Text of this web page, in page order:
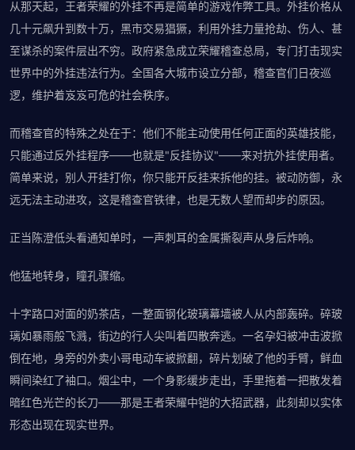
从那天起，王者荣耀的外挂不再是简单的游戏作弊工具。外挂价格从
几十元飙升到数十万，黑市交易猖獗，利用外挂力量抢劫、伤人、甚
至谋杀的案件层出不穷。政府紧急成立荣耀稽查总局，专门打击现实
世界中的外挂违法行为。全国各大城市设立分部，稽查官们日夜巡
逻，维护着岌岌可危的社会秩序。
而稽查官的特殊之处在于：他们不能主动使用任何正面的英雄技能，
只能通过反外挂程序——也就是"反挂协议"——来对抗外挂使用者。
简单来说，别人开挂打你，你只能开反挂来拆他的挂。被动防御，永
远无法主动进攻，这是稽查官铁律，也是无数人望而却步的原因。
正当陈澄低头看通知单时，一声刺耳的金属撕裂声从身后炸响。
他猛地转身，瞳孔骤缩。
十字路口对面的奶茶店，一整面钢化玻璃幕墙被人从内部轰碎。碎玻
璃如暴雨般飞溅，街边的行人尖叫着四散奔逃。一名孕妇被冲击波掀
倒在地，身旁的外卖小哥电动车被掀翻，碎片划破了他的手臂，鲜血
瞬间染红了袖口。烟尘中，一个身影缓步走出，手里拖着一把散发着
暗红色光芒的长刀——那是王者荣耀中铠的大招武器，此刻却以实体
形态出现在现实世界。